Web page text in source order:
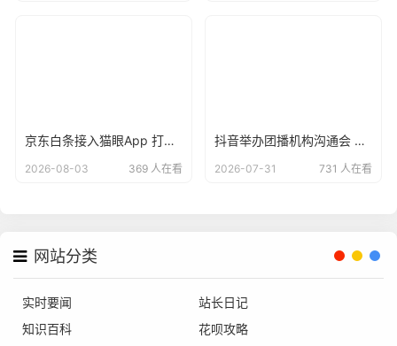
京东白条接入猫眼App 打造“先观影 后付款”便捷支付方式
2026-08-03 369 人在看
抖音举办团播机构沟通会 倡议各方共建清朗直播生态
2026-07-31 731 人在看
网站分类
实时要闻
站长日记
知识百科
花呗攻略